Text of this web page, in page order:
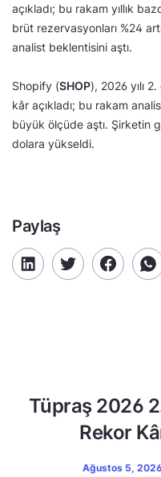
açıkladı; bu rakam yıllık
brüt rezervasyonları %24
analist beklentisini aştı.
Shopify (SHOP), 2026 yılı
kâr açıkladı; bu rakam
büyük ölçüde aştı. Şirketin
dolara yükseldi.
Paylaş
Tüpraş 2026
Rekor
Ağustos 5,